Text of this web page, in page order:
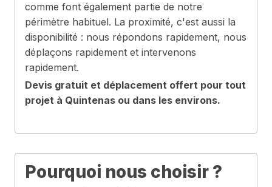
comme font également partie de notre
périmètre habituel. La proximité, c'est aussi la
disponibilité : nous répondons rapidement, nous
déplaçons rapidement et intervenons
rapidement.
Devis gratuit et déplacement offert pour tout
projet à Quintenas ou dans les environs.
Pourquoi nous choisir ?